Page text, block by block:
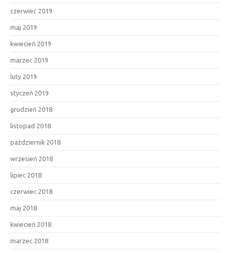
czerwiec 2019
maj 2019
kwiecień 2019
marzec 2019
luty 2019
styczeń 2019
grudzień 2018
listopad 2018
październik 2018
wrzesień 2018
lipiec 2018
czerwiec 2018
maj 2018
kwiecień 2018
marzec 2018